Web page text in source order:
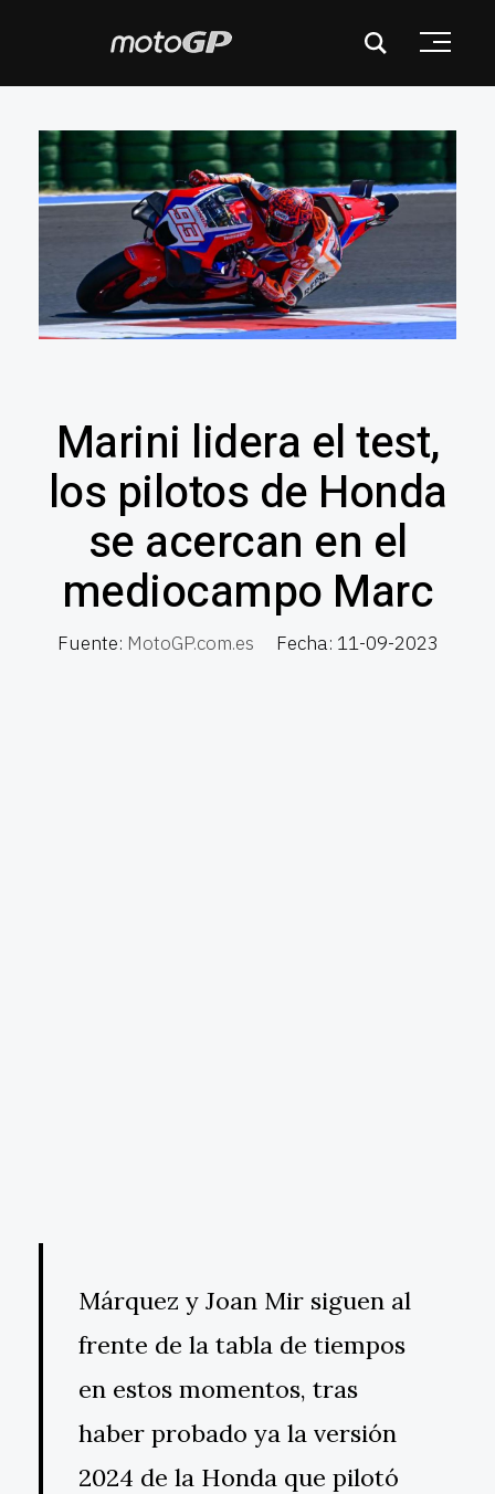
Marini lidera el test,
los pilotos de Honda
se acercan en el
mediocampo Marc
Fuente: MotoGP.com.es Fecha: 11-09-2023
Márquez y Joan Mir siguen al
frente de la tabla de tiempos
en estos momentos, tras
haber probado ya la versión
2024 de la Honda que pilotó